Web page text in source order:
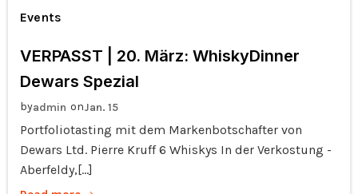
Events
VERPASST | 20. März: WhiskyDinner
Dewars Spezial
byadmin onJan. 15
Portfoliotasting mit dem Markenbotschafter von
Dewars Ltd. Pierre Kruff 6 Whiskys In der Verkostung -
Aberfeldy,[…]